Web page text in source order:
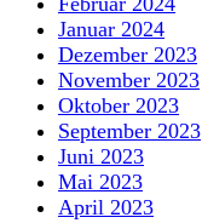
Januar 2024
Dezember 2023
November 2023
Oktober 2023
September 2023
Juni 2023
Mai 2023
April 2023